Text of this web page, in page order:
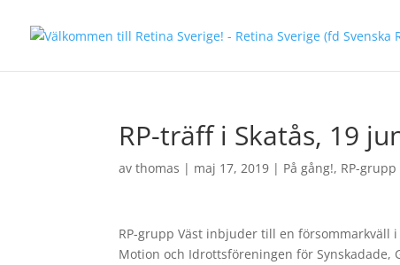
RP-träff i Skatås, 19
avthomas | maj 17, 2019 | På gång!, RP-grupp
RP-grupp Väst inbjuder till en försommarkväll
Motion och Idrottsföreningen för Synskadade,